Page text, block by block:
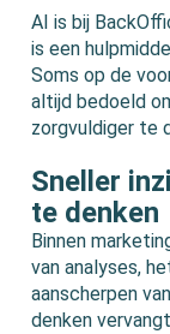
AI is bij
is een
Soms op de
altijd bedoeld
zorgvuldiger te
Sneller
te denken
Binnen
van analyses,
aanscherpen
denken